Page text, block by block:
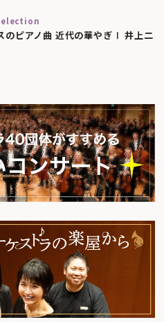
のピアノ曲 近代の華やぎⅠ 井上二